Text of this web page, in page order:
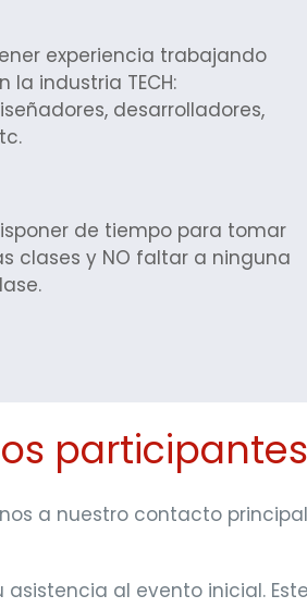
experiencia trabajando
la industria TECH:
desarrolladores,
de tiempo para tomar
clases y NO faltar a ninguna
a nuestro contacto
al evento inicial.